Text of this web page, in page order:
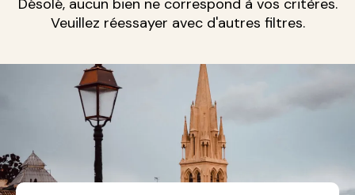
Désolé, aucun bien ne correspond à vos critères.
Veuillez réessayer avec d'autres filtres.